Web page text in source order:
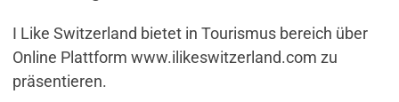
I Like Switzerland bietet in Tourismus bereich über
Online Plattform www.ilikeswitzerland.com zu
präsentieren.